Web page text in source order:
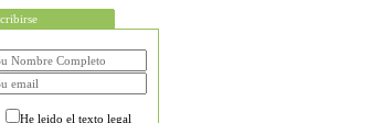
He leido el texto legal